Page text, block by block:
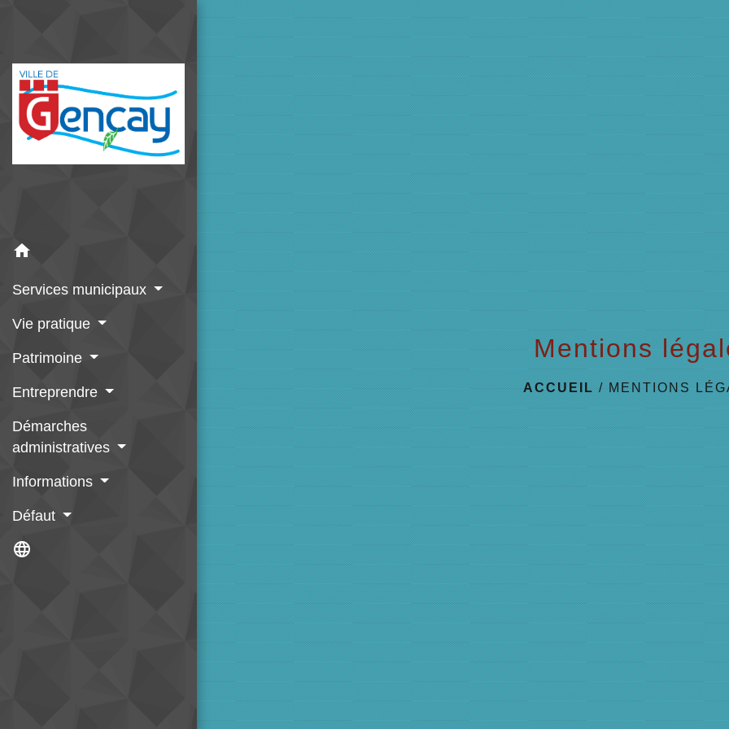
home
Services municipaux
Vie pratique
Patrimoine
Entreprendre
Démarches
administratives
Informations
Défaut
language
Mentions
ACCUEIL / MENTIONS